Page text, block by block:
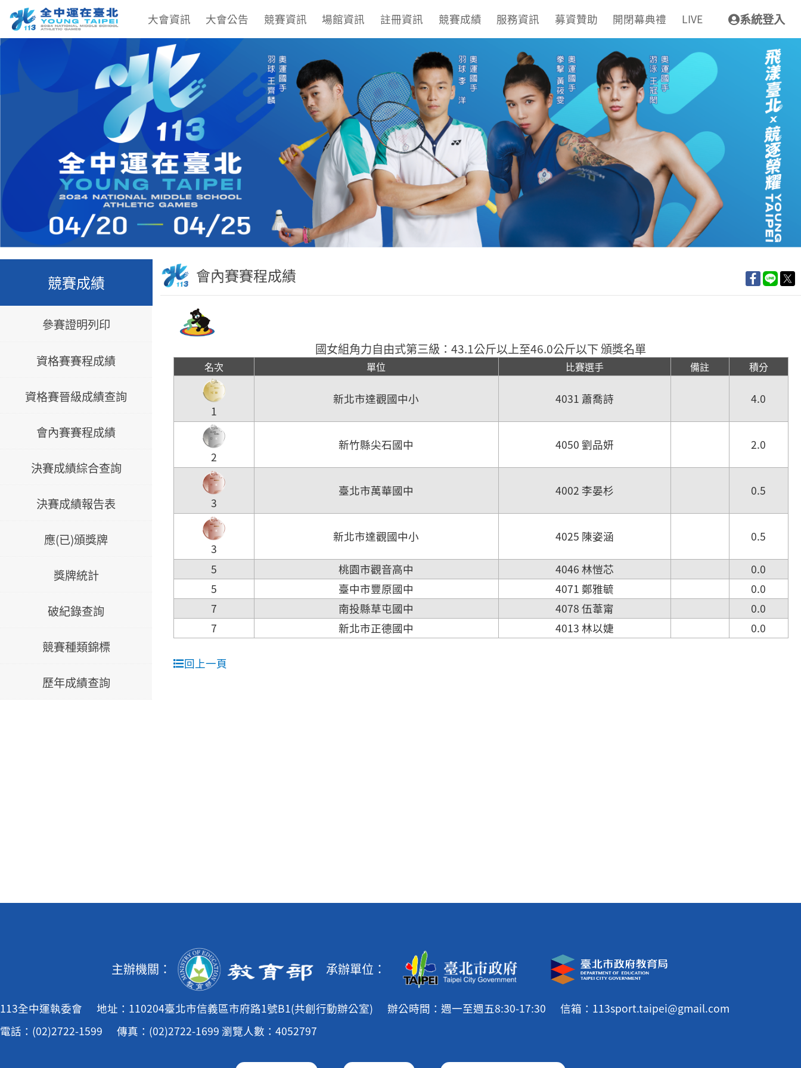
大會資訊 大會公告 競賽資訊 場館資訊 註冊資訊 競賽成績 服務資訊 募資贊助 開閉幕典禮 LIVE 系統登入
競賽成績
參賽證明列印
資格賽賽程成績
資格賽晉級成績查詢
會內賽賽程成績
決賽成績綜合查詢
決賽成績報告表
應(已)頒獎牌
獎牌統計
破紀錄查詢
競賽種類錦標
歷年成績查詢
會內賽賽程成績
國女組角力自由式第三級：43.1公斤以上至46.0公斤以下 頒獎名單
名次 單位 比賽選手 備註 積分
1
新北市達觀國中小 4031 蕭喬詩 4.0
2
新竹縣尖石國中 4050 劉品妍 2.0
3
臺北市萬華國中 4002 李晏杉 0.5
3
新北市達觀國中小 4025 陳姿涵 0.5
5 桃園市觀音高中 4046 林愷芯
0.0
5
臺中市豐原國中 4071 鄭雅毓
0.0
7
南投縣草屯國中 4078 伍葦甯
0.0
7
新北市正德國中 4013 林以婕 0.0
回上一頁
主辦機關： 承辦單位：
113全中運執委會 地址：110204臺北市信義區市府路1號B1(共創行動辦公室) 辦公時間：週一至週五8:30-17:30
信箱：113sport.taipei@gmail.com
電話：(02)2722-1599
傳真：(02)2722-1699 瀏覽人數：4052797